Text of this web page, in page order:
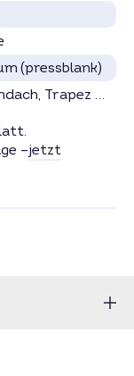
(pressblank)
, Trapez direkt
–jetzt